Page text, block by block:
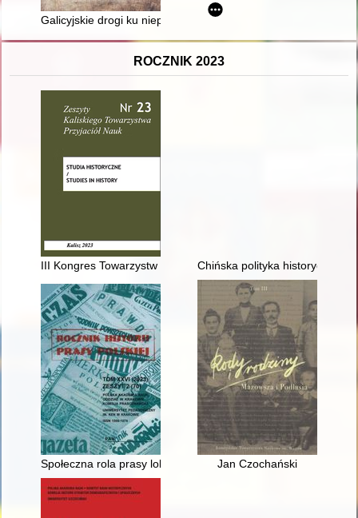
Galicyjskie drogi ku niepodległości
ROCZNIK 2023
III Kongres Towarzystw Naukowych. "Społeczny wymiar
Chińska polityka historyczna
Społeczna rola prasy lokalnej na przykładzie "Gazety
Jan Czochański